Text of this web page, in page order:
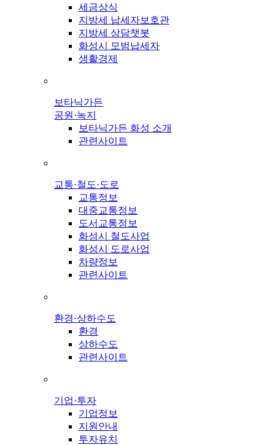
세금상식
지방세 납세자보호관
지방세 상담챗봇
화성시 모범납세자
생활경제
보타닉가든
공원·녹지
보타닉가든 화성 소개
관련사이트
교통·철도·도로
교통정보
대중교통정보
도서교통정보
화성시 철도사업
화성시 도로사업
차량정보
관련사이트
환경·상하수도
환경
상하수도
관련사이트
기업·투자
기업정보
지원안내
투자유치